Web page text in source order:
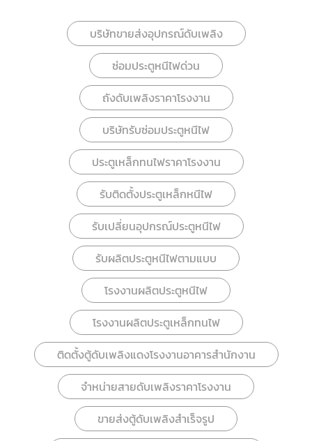
บริษัทขายส่งอุปกรณ์ดับเพลิง
ซ่อมประตูหนีไฟด่วน
ถังดับเพลิงราคาโรงงาน
บริษัทรับซ่อมประตูหนีไฟ
ประตูเหล็กทนไฟราคาโรงงาน
รับติดตั้งประตูเหล็กหนีไฟ
รับเปลี่ยนอุปกรณ์ประตูหนีไฟ
รับผลิตประตูหนีไฟตามแบบ
โรงงานผลิตประตูหนีไฟ
โรงงานผลิตประตูเหล็กทนไฟ
ติดตั้งตู้ดับเพลิงแดงโรงงานอาคารสำนักงาน
จำหน่ายสายดับเพลิงราคาโรงงาน
ขายส่งตู้ดับเพลิงสำเร็จรูป